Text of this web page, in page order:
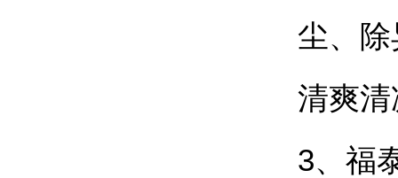
尘、
清爽
3、福